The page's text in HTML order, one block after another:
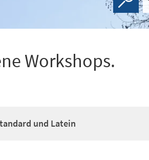
Workshops.
und Latein